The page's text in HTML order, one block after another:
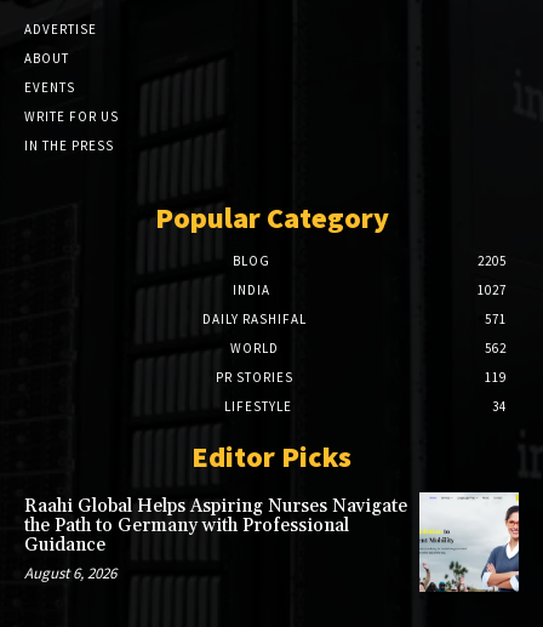
ADVERTISE
ABOUT
EVENTS
WRITE FOR US
IN THE PRESS
Popular Category
BLOG
2205
INDIA
1027
DAILY RASHIFAL
571
WORLD
562
PR STORIES
119
LIFESTYLE
34
Editor Picks
Raahi Global Helps Aspiring Nurses Navigate
the Path to Germany with Professional
Guidance
August 6, 2026